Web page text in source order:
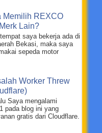
Memilih REXCO
Lain?
saya bekerja ada di
Bekasi, maka saya
sepeda motor
Worker Threw
Saya mengalami
pada blog ini yang
gratis dari Cloudflare.